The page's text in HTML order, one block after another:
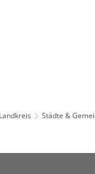
Städte &